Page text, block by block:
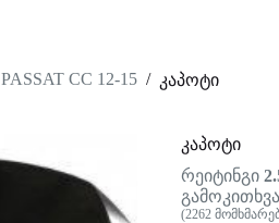
PASSAT CC 12-15 / კაპოტი
კაპოტი
რეიტინგი
(2262